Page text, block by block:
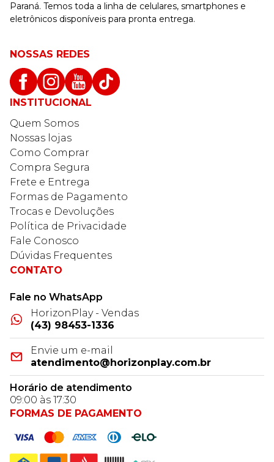
Paraná. Temos toda a linha de celulares, smartphones e
eletrônicos disponíveis para pronta entrega.
NOSSAS REDES
INSTITUCIONAL
Quem Somos
Nossas lojas
Como Comprar
Compra Segura
Frete e Entrega
Formas de Pagamento
Trocas e Devoluções
Política de Privacidade
Fale Conosco
Dúvidas Frequentes
CONTATO
Fale no WhatsApp
HorizonPlay - Vendas
(43) 98453-1336
Envie um e-mail
atendimento@horizonplay.com.br
Horário de atendimento
09:00 às 17:30
FORMAS DE PAGAMENTO